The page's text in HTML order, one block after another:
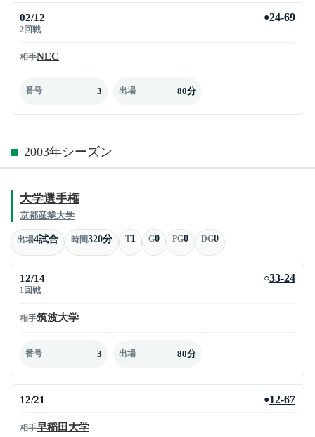
02/12
2回戦
●24-69
相手NEC
番号 3 出場 80分
2003年シーズン
大学選手権
京都産業大学
出場4試合 時間320分 T1 G0 PG0 DG0
12/14
1回戦
○33-24
相手筑波大学
番号 3 出場 80分
12/21 ●12-67
相手早稲田大学